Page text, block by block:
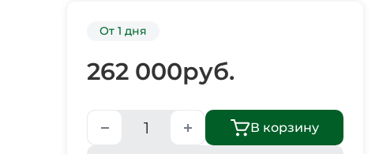
От 1 дня
262 000руб.
В корзину